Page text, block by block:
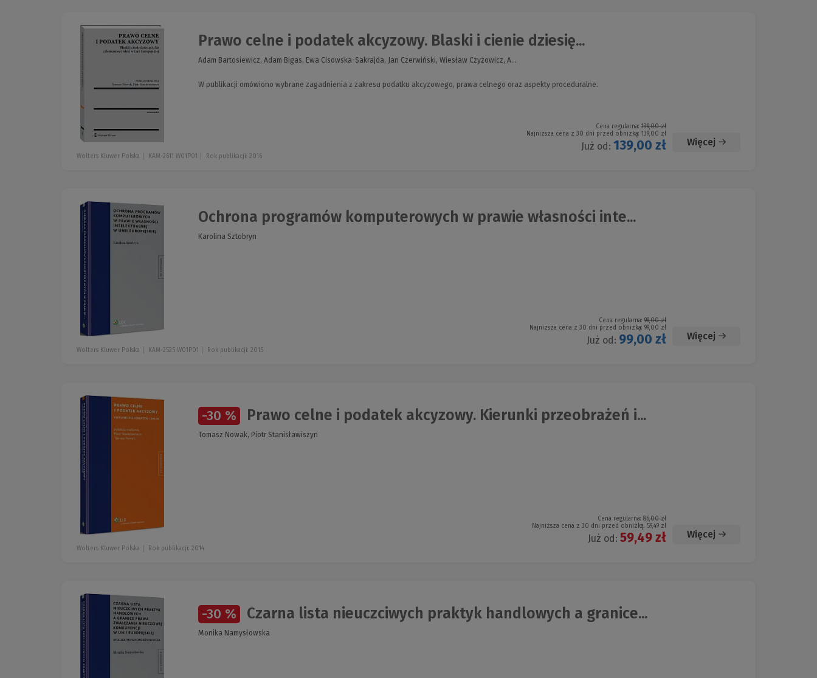
Prawo celne i podatek akcyzowy. Blaski i cienie dziesię...
Adam Bartosiewicz, Adam Bigas, Ewa Cisowska-Sakrajda, Jan Czerwiński, Wiesław Czyżowicz, A...
W publikacji omówiono wybrane zagadnienia z zakresu podatku akcyzowego, prawa celnego oraz aspekty proceduralne.
Cena regularna: 139,00 zł
Najniższa cena z 30 dni przed obniżką: 139,00 zł
Już od: 139,00 zł Więcej
Wolters Kluwer Polska KAM-2611 W01P01 Rok publikacji: 2016
Ochrona programów komputerowych w prawie własności inte...
Karolina Sztobryn
Cena regularna: 99,00 zł
Najniższa cena z 30 dni przed obniżką: 99,00 zł
Już od: 99,00 zł Więcej
Wolters Kluwer Polska KAM-2525 W01P01 Rok publikacji: 2015
-30 % Prawo celne i podatek akcyzowy. Kierunki przeobrażeń i...
Tomasz Nowak, Piotr Stanisławiszyn
Cena regularna: 85,00 zł
Najniższa cena z 30 dni przed obniżką: 59,49 zł
Już od: 59,49 zł Więcej
Wolters Kluwer Polska Rok publikacji: 2014
-30 % Czarna lista nieuczciwych praktyk handlowych a granice...
Monika Namysłowska